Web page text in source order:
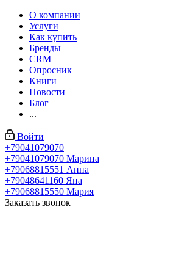
О компании
Услуги
Как купить
Бренды
CRM
Опросник
Книги
Новости
Блог
...
Войти
+79041079070
+79041079070 Марина
+79068815551 Анна
+79048641160 Яна
+79068815550 Мария
Заказать звонок